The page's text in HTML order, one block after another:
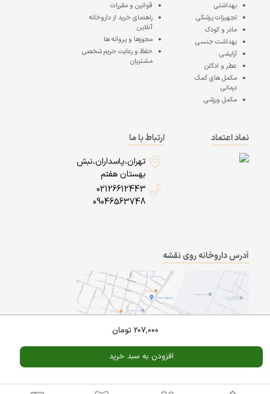
207,000 تومان
افزودن به سبد خرید
بهداشتی
تجهیزات پزشکی
مادر و کودک
بهداشت جنسی
آرایشی
عطر و ادکلن
مکمل های کمک
درمانی
مکمل ورزشی
قوانین و مقررات
راهنمای خرید از داروخانه
آنلاین
مجوزها و پروانه ها
حفظ و رعایت حریم شخصی
مشتریان
نماد اعتماد
ارتباط با ما
تهران،پاسداران،نبش
بهستان هفتم
02126612443
09046563748
آدرس داروخانه روی نقشه
A Pluss
Powered By